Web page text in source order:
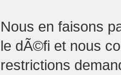
Nous en faisons
le dÃ©fi et nous
restrictions